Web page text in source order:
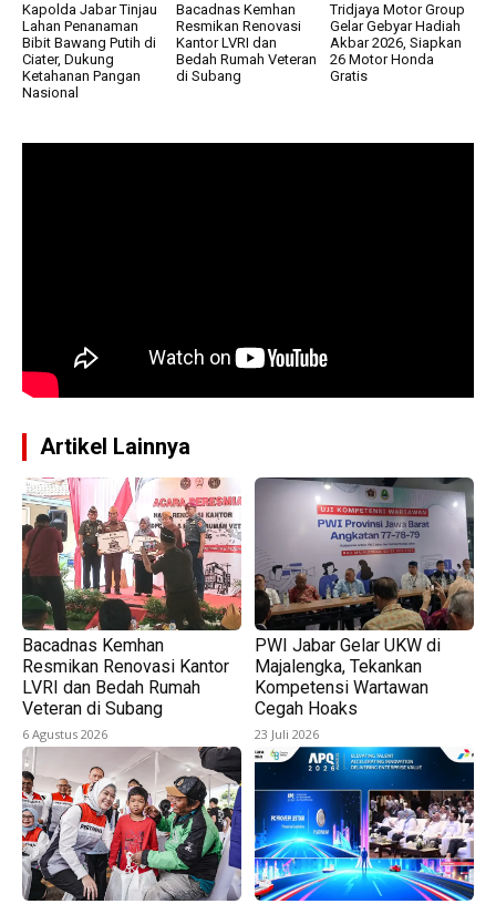
Kapolda Jabar Tinjau
Lahan Penanaman
Bibit Bawang Putih di
Ciater, Dukung
Ketahanan Pangan
Nasional
Bacadnas Kemhan
Resmikan Renovasi
Kantor LVRI dan
Bedah Rumah Veteran
di Subang
Tridjaya Motor Group
Gelar Gebyar Hadiah
Akbar 2026, Siapkan
26 Motor Honda
Gratis
Artikel Lainnya
Bacadnas Kemhan
Resmikan Renovasi Kantor
LVRI dan Bedah Rumah
Veteran di Subang
6 Agustus 2026
PWI Jabar Gelar UKW di
Majalengka, Tekankan
Kompetensi Wartawan
Cegah Hoaks
23 Juli 2026